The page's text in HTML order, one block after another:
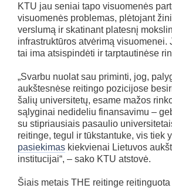
KTU jau seniai tapo visuomenės
visuomenės problemas, plėtojant
verslumą ir skatinant platesnį
infrastruktūros atvėrimą visuomenei.
tai ima atsispindėti ir tarptautinėse
„Svarbu nuolat sau priminti, jog,
aukštesnėse reitingo pozicijose
šalių universitetų, esame mažos
sąlyginai nedideliu finansavimu –
su stipriausiais pasaulio
reitinge, tegul ir tūkstantuke, vis tiek
pasiekimas kiekvienai Lietuvos
institucijai“, – sako KTU atstovė.
Šiais metais THE reitinge